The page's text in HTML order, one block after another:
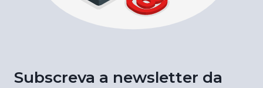
Subscreva a newsletter da